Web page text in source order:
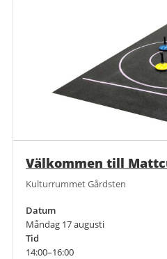
Välkommen till
Kulturrummet Gårdsten
Datum
Måndag 17 augusti
Tid
14:00–16:00